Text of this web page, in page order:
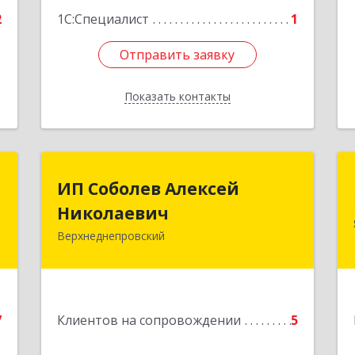
1С:Специалист
1
Отправить заявку
Показать контакты
Отправить заявку
Назад
ИП Соболев Алексей
Николаевич
Верхнеднепровский
Клиентов на сопровождении 5
ИП Соболев Алексей
Николаевич